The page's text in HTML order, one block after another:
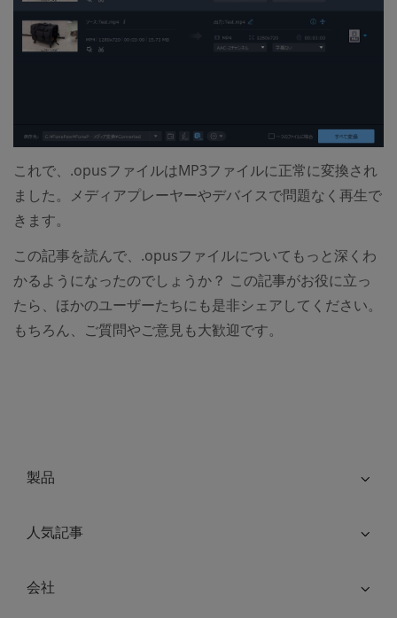
これで、.opusファイルはMP3ファイルに正常に変換され
ました。メディアプレーヤーやデバイスで問題なく再生で
きます。
この記事を読んで、.opusファイルについてもっと深くわ
かるようになったのでしょうか？ この記事がお役に立っ
たら、ほかのユーザーたちにも是非シェアしてください。
もちろん、ご質問やご意見も大歓迎です。
製品
人気記事
会社